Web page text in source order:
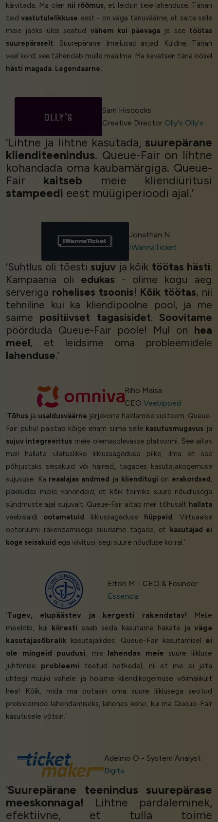
käivitada. Ma olen nii rõõmus, et leidsin teie lahenduse. Tänan
teidvastutulelikkuse eest - on väga tänuväärne, et saite selle
meie jaoks üles seatud vähem kui päevagaja see töötas
suurepäraselt. Suurepärane. Imeilusad asjad. Kuldne. Tänan
veel kord; see tähendab mulle maailma. Ma kavatsen täna öösel
hästi magada. Legendaarne.’
Sam Hiscocks
Creative Director Olly's Olly's
‘Lihtne ja lihtne kasutada, suurepärane
klienditeenindus. Queue-Fair on lihtne
kohandada oma kaubamärgiga. Queue-
Fair kaitseb meie kliendiüritusi
stampeedi eest müügiperioodi ajal.’
Jonathan N
IWannaTicket
‘Suhtlus oli tõestisujuv ja kõik töötas hästi.
Kampaania oli edukas - olime kogu aeg
serveriga rohelises tsoonis! Kõik töötas, nii
tehniline kui ka kliendipoolne pool, ja me
saime positiivset tagasisidet. Soovitame
pöörduda Queue-Fair poole! Mul on hea
meel, et leidsime oma probleemidele
lahenduse.’
Riho Maisa
CEO Veebipoed
‘Tõhus ja usaldusväärne järjekorra haldamise süsteem. Queue-
Fair puhul paistab kõige enam silma selle kasutusmugavus ja
sujuv integreeritus meie olemasolevasse platvormi. See aitas
meil hallata ulatuslikke liiklussageduse piike, ilma et see
põhjustaks seisakuid või häireid, tagades kasutajakogemuse
sujuvuse. Ka reaalajas andmed ja klienditugi on erakordsed,
pakkudes meile vahendeid, et kõik toimiks suure nõudlusega
sündmuste ajal sujuvalt. Queue-Fair aitab meil tõhusalt hallata
veebisaidi ootamatuid liiklussageduse hüppeid. Virtuaalse
ooteruumi rakendamisega suudame tagada, et kasutajad ei
koge seisakuid ega viivitusi isegi suure nõudluse korral.’
Elton M - CEO & Founder
Essencia
‘Tugev, elupäästev ja kergesti rakendatav! Meile
meeldib, kui kiiresti saab seda kasutama hakata ja väga
kasutajasõbralik kasutajaliides. Queue-Fair kasutamisel ei
ole mingeid puudusi, mis lahendas meie suure liikluse
juhtimise probleemi teatud hetkedel, nii et me ei jäta
ühtegi müüki vahele ja hoiame kliendikogemuse võimalikult
hea! Kõik, mida ma ootasin oma suure liiklusega seotud
probleemide lahendamiseks, lahenes kohe, kui ma Queue-Fair
kasutusele võtsin.’
Adelmo O - System Analyst
Digita
‘Suurepärane teenindus suurepärase
meeskonnaga! Lihtne pardaleminek,
efektiivne, et tulla toime